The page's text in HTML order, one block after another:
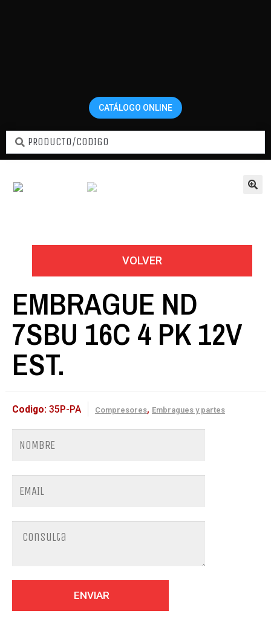
CATÁLOGO ONLINE
Home Compresores
Embragues y partes
EMBRAGUE ND 7SBU 16C 4 PK 12V EST.
VOLVER
EMBRAGUE ND
7SBU 16C 4 PK 12V
EST.
Codigo: 35P-PA Compresores, Embragues y partes